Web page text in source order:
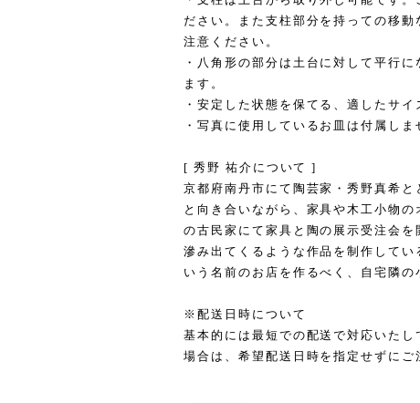
ださい。また支柱部分を持っての移
注意ください。
・八角形の部分は土台に対して平行
ます。
・安定した状態を保てる、適したサ
・写真に使用しているお皿は付属しま
[ 秀野 祐介について ]
京都府南丹市にて陶芸家・秀野真希
と向き合いながら、家具や木工小物
の古民家にて家具と陶の展示受注会
滲み出てくるような作品を制作して
いう名前のお店を作るべく、自宅隣の
※配送日時について
基本的には最短での配送で対応いた
場合は、希望配送日時を指定せずにご